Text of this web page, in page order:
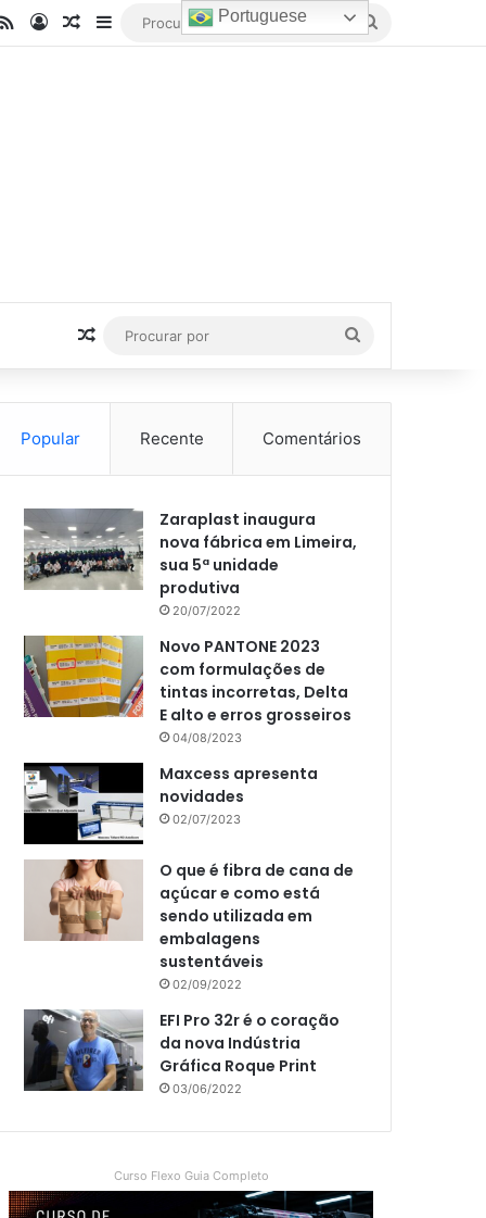
RSSEntrarArtigo aleatório
Barra Lateral
Artigo aleatório
por
Popular Recente Comentários
Zaraplast inaugura
nova fábrica em Limeira,
sua 5ª unidade
produtiva
20/07/2022
Novo PANTONE 2023
com formulações de
tintas incorretas, Delta
E alto e erros grosseiros
04/08/2023
Maxcess apresenta
novidades
02/07/2023
O que é fibra de cana de
açúcar e como está
sendo utilizada em
embalagens
sustentáveis
02/09/2022
EFI Pro 32r é o coração
da nova Indústria
Gráfica Roque Print
03/06/2022
Curso Flexo Guia Completo
Portuguese